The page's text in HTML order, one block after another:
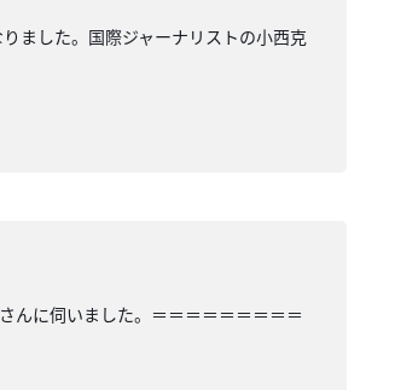
ました。国際ジャーナリストの小西克
んに伺いました。＝＝＝＝＝＝＝＝＝